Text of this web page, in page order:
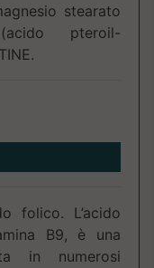
stearato
pteroil-
folico. L’acido
B9, è una
in numerosi